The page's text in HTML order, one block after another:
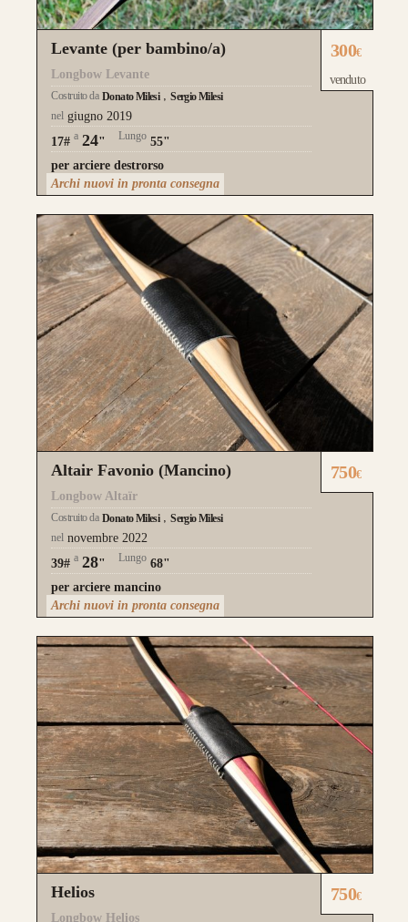
Levante (per bambino/a)
Longbow Levante
Costruito da Donato Milesi
Sergio Milesi
nel giugno 2019
17# a 24" Lungo 55"
per arciere destrorso
300€
venduto
Archi nuovi in pronta consegna
Altair Favonio (Mancino)
Longbow Altaïr
Costruito da Donato Milesi
Sergio Milesi
nel novembre 2022
39# a 28" Lungo 68"
per arciere mancino
750€
Archi nuovi in pronta consegna
Helios
Longbow Helios
750€